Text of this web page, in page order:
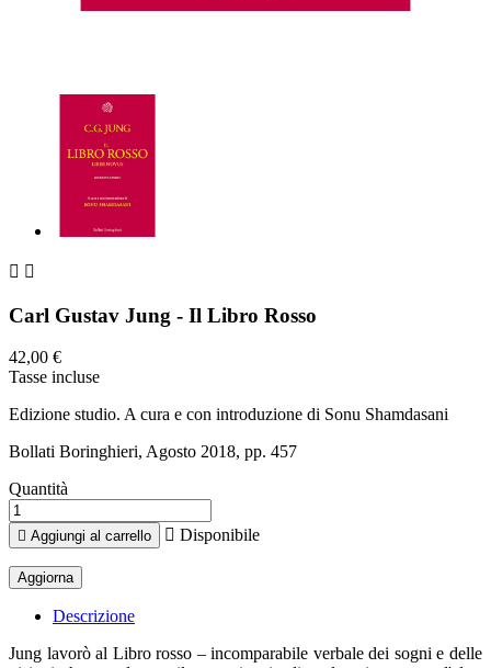
 
Carl Gustav Jung - Il Libro Rosso
42,00 €
Tasse incluse
Edizione studio. A cura e con introduzione di Sonu Shamdasani
Bollati Boringhieri, Agosto 2018, pp. 457
Quantità
 Aggiungi al carrello  Disponibile
Descrizione
Jung lavorò al Libro rosso – incomparabile verbale dei sogni e delle